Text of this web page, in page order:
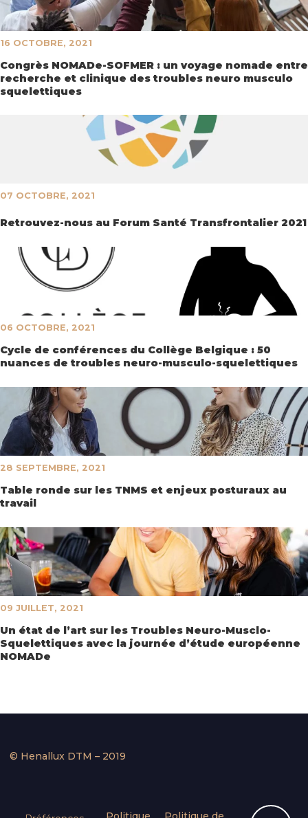
16 OCTOBRE, 2021
Congrès NOMADe-SOFMER : un voyage nomade entre
recherche et clinique des troubles neuro musculo
squelettiques
07 OCTOBRE, 2021
Retrouvez-nous au Forum Santé Transfrontalier 2021
06 OCTOBRE, 2021
Cycle de conférences du Collège Belgique : 50
nuances de troubles neuro-musculo-squelettiques
28 SEPTEMBRE, 2021
Table ronde sur les TNMS et enjeux posturaux au
travail
09 JUILLET, 2021
Un état de l’art sur les Troubles Neuro-Musclo-
Squelettiques avec la journée d’étude européenne
NOMADe
© Henallux DTM – 2019